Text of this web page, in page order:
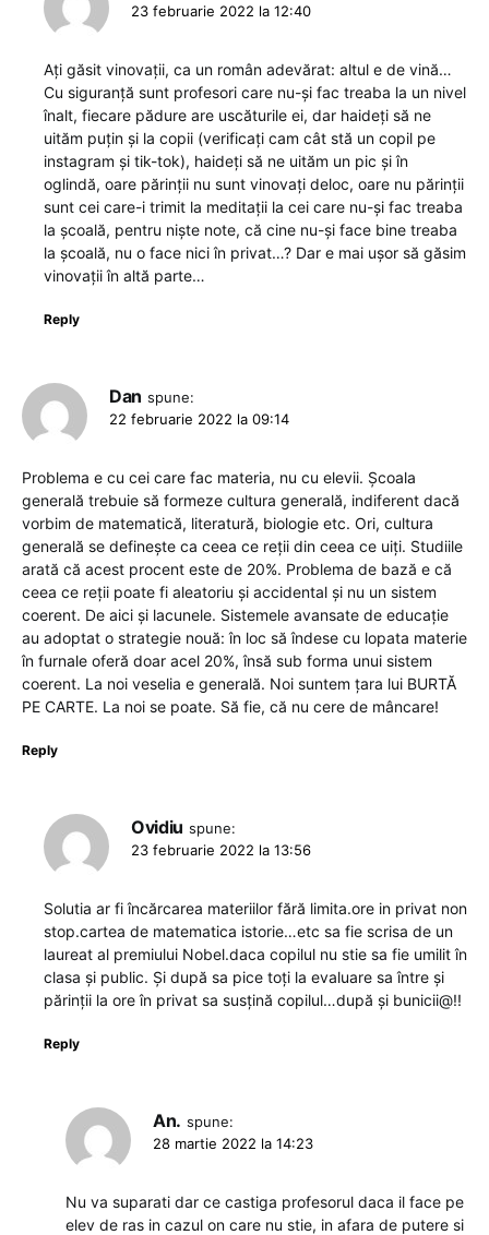
23 februarie 2022 la 12:40
Aţi găsit vinovaţii, ca un român adevărat: altul e de vină…
Cu siguranţă sunt profesori care nu-şi fac treaba la un nivel
înalt, fiecare pădure are uscăturile ei, dar haideţi să ne
uităm puţin şi la copii (verificaţi cam cât stă un copil pe
instagram şi tik-tok), haideţi să ne uităm un pic şi în
oglindă, oare părinţii nu sunt vinovaţi deloc, oare nu părinţii
sunt cei care-i trimit la meditaţii la cei care nu-şi fac treaba
la şcoală, pentru nişte note, că cine nu-şi face bine treaba
la şcoală, nu o face nici în privat…? Dar e mai uşor să găsim
vinovaţii în altă parte…
Reply
Dan spune:
22 februarie 2022 la 09:14
Problema e cu cei care fac materia, nu cu elevii. Școala
generală trebuie să formeze cultura generală, indiferent dacă
vorbim de matematică, literatură, biologie etc. Ori, cultura
generală se definește ca ceea ce reții din ceea ce uiți. Studiile
arată că acest procent este de 20%. Problema de bază e că
ceea ce reții poate fi aleatoriu și accidental și nu un sistem
coerent. De aici și lacunele. Sistemele avansate de educație
au adoptat o strategie nouă: în loc să îndese cu lopata materie
în furnale oferă doar acel 20%, însă sub forma unui sistem
coerent. La noi veselia e generală. Noi suntem țara lui BURTĂ
PE CARTE. La noi se poate. Să fie, că nu cere de mâncare!
Reply
Ovidiu spune:
23 februarie 2022 la 13:56
Solutia ar fi încărcarea materiilor fără limita.ore in privat non
stop.cartea de matematica istorie…etc sa fie scrisa de un
laureat al premiului Nobel.daca copilul nu stie sa fie umilit în
clasa și public. Și după sa pice toți la evaluare sa între și
părinții la ore în privat sa susțină copilul…după și bunicii@!!
Reply
An. spune:
28 martie 2022 la 14:23
Nu va suparati dar ce castiga profesorul daca il face pe
elev de ras in cazul on care nu stie, in afara de putere si